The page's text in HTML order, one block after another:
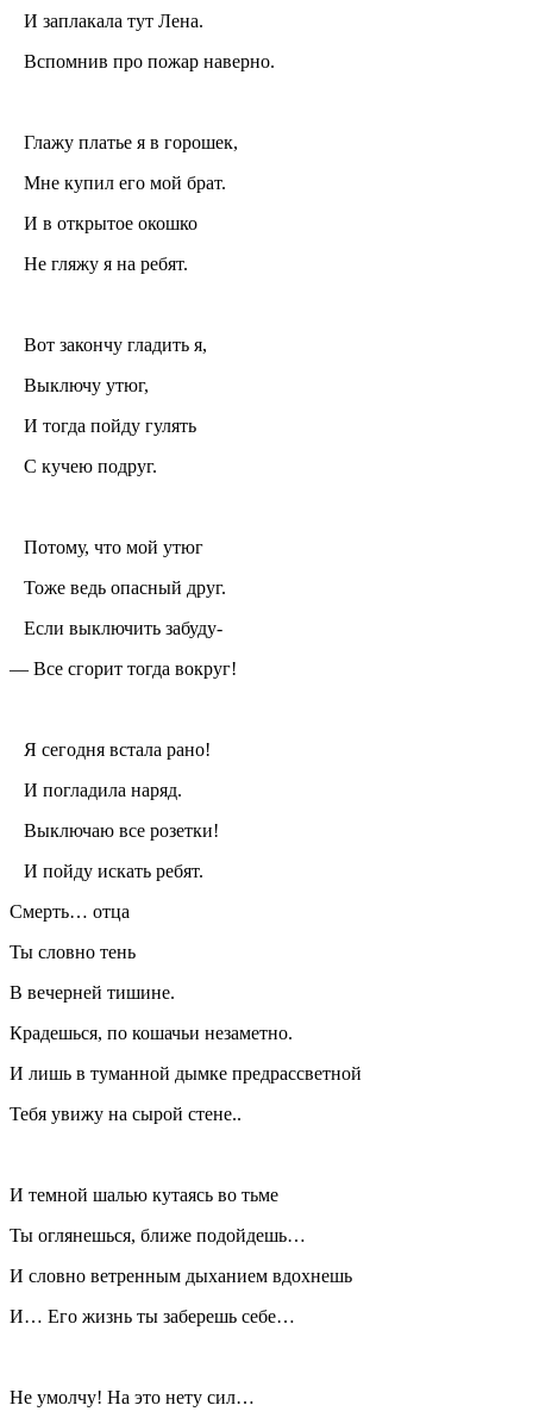
И заплакала тут Лена.
Вспомнив про пожар наверно.
Глажу платье я в горошек,
Мне купил его мой брат.
И в открытое окошко
Не гляжу я на ребят.
Вот закончу гладить я,
Выключу утюг,
И тогда пойду гулять
С кучею подруг.
Потому, что мой утюг
Тоже ведь опасный друг.
Если выключить забуду-
— Все сгорит тогда вокруг!
Я сегодня встала рано!
И погладила наряд.
Выключаю все розетки!
И пойду искать ребят.
Смерть… отца
Ты словно тень
В вечерней тишине.
Крадешься, по кошачьи незаметно.
И лишь в туманной дымке предрассветной
Тебя увижу на сырой стене..
И темной шалью кутаясь во тьме
Ты оглянешься, ближе подойдешь…
И словно ветренным дыханием вдохнешь
И… Его жизнь ты заберешь себе…
Не умолчу! На это нету сил…